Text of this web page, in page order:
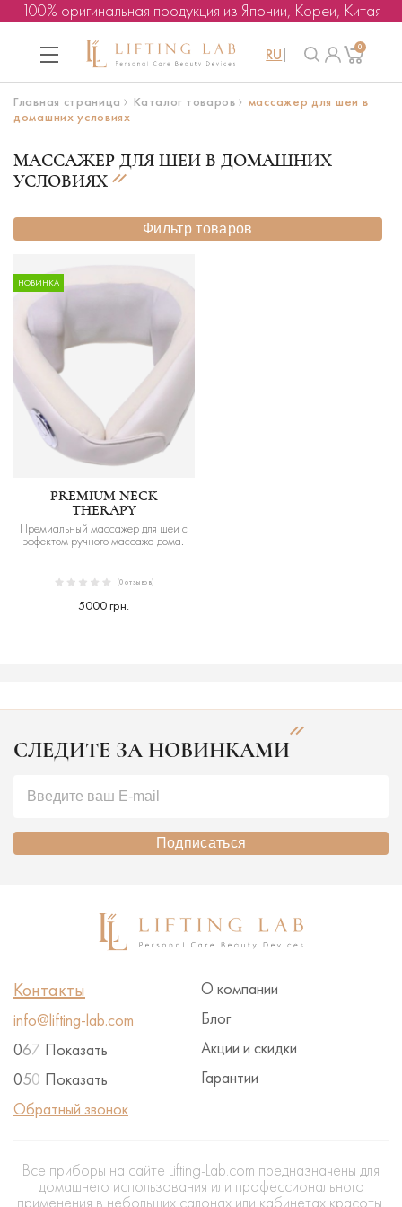
100% оригинальная продукция из Японии, Кореи, Китая
RU 0
Главная страница Каталог товаров
массажер для шеи в
домашних условиях
МАССАЖЕР ДЛЯ ШЕИ В ДОМАШНИХ
УСЛОВИЯХ
Фильтр товаров
НОВИНКА
PREMIUM NECK
THERAPY
Премиальный массажер для шеи с
эффектом ручного массажа дома.
(0 отзывов)
5000 грн.
СЛЕДИТЕ ЗА НОВИНКАМИ
Подписаться
О компании
Блог
Акции и скидки
Гарантии
Контакты
info@lifting-lab.com
067 Показать
050 Показать
Обратный звонок
Все приборы на сайте Lifting-Lab.com предназначены для
домашнего использования или профессионального